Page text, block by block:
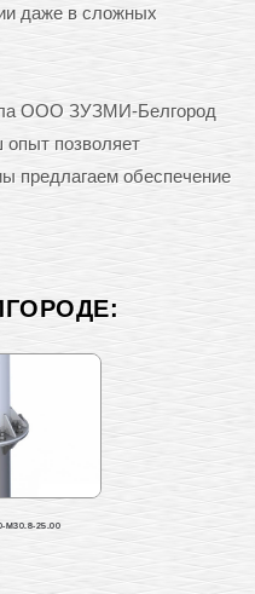
даже в сложных
ООО ЗУЗМИ-Белгород
опыт позволяет
предлагаем обеспечение
М30.8-25.00